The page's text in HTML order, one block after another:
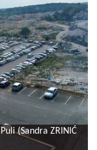
(Sandra ZRINIĆ